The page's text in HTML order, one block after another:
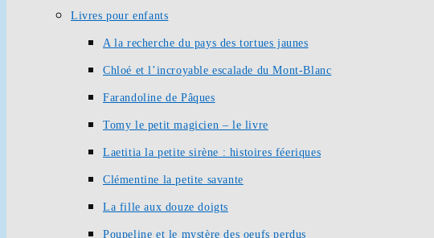
Livres pour enfants
A la recherche du pays des tortues jaunes
Chloé et l’incroyable escalade du Mont-Blanc
Farandoline de Pâques
Tomy le petit magicien – le livre
Laetitia la petite sirène : histoires féeriques
Clémentine la petite savante
La fille aux douze doigts
Poupeline et le mystère des oeufs perdus